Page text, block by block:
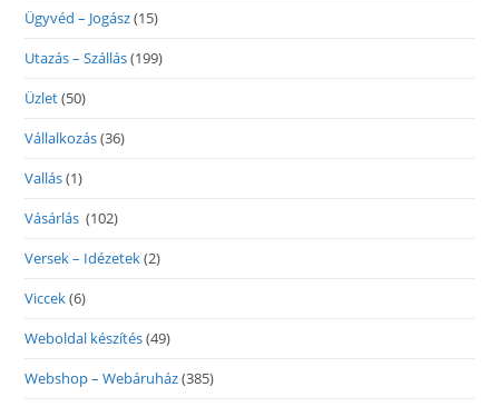
Ügyvéd – Jogász(15)
Utazás – Szállás(199)
Üzlet(50)
Vállalkozás(36)
Vallás(1)
Vásárlás (102)
Versek – Idézetek(2)
Viccek(6)
Weboldal készítés(49)
Webshop – Webáruház(385)